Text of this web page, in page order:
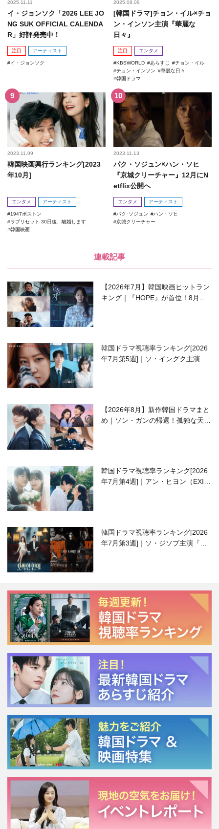
2025.11.11
イ・ジョンソク「2026 LEE JO
NG SUK OFFICIAL CALENDA
R」好評発売中！
注目 アーティスト
イ・ジョンソク
2025.08.08
[韓国ドラマ]チョン・イル×チョ
ン・インソン主演『華麗な
日々』
注目 エンタメ
KBSWORLD あらすじ
チョン・イル
チョン・インソン
華麗な日々
韓国ドラマ
2023.11.09
韓国映画興行ランキング[2023
年10月]
エンタメ アーティスト
1947ボストン
ラブリセット 30日後、離婚します
韓国映画
2023.11.13
パク・ソジュン×ハン・ソヒ
『京城クリーチャー』12月にN
etflix公開へ
エンタメ アーティスト
パク･ソジュン
ハン・ソヒ
京城クリーチャー
連載記事
【2026年7月】韓国映画ヒットラン
キング｜『HOPE』が首位！8月公
韓国ドラマ視聴率ランキング[2026
年7月第5週]｜ソ・イングク主演の
【2026年8月】新作韓国ドラマまと
め｜ソン・ガンの帰還！孤独な天才
韓国ドラマ視聴率ランキング[2026
年7月第4週]｜アン・ヒヨン（EXID
韓国ドラマ視聴率ランキング[2026
年7月第3週]｜ソ・ジソブ主演『エ